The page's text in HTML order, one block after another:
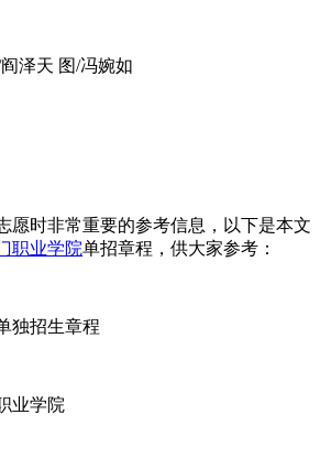
泽天 图/冯婉如
愿时非常重要的参考信息，以下是本文
职业学院单招章程，供大家参考：
独招生章程
业学院